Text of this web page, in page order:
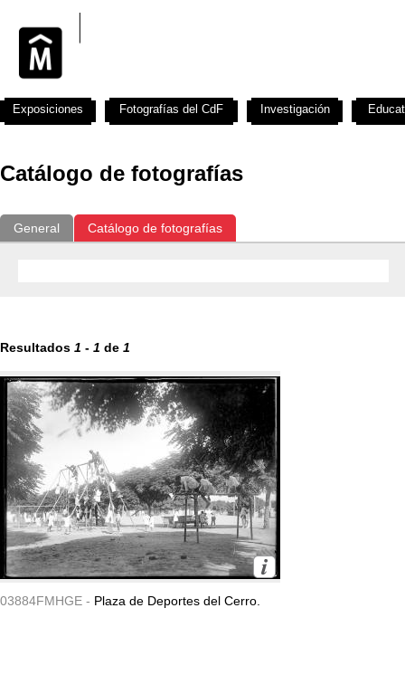
Catálogo de fotografías
General Catálogo de fotografías
Resultados 1 - 1 de 1
03884FMHGE - Plaza de Deportes del Cerro.
Exposiciones Fotografías del CdF Investigación